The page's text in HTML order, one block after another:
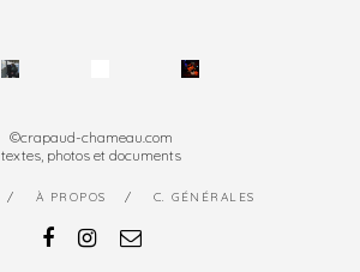
©crapaud-chameau.com
textes, photos et documents
À PROPOS C. GÉNÉRALES